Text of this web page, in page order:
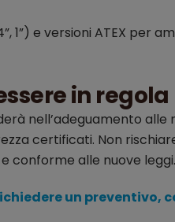
1”) e versioni ATEX per
in regola
nell’adeguamento
certificati. Non
conforme alle nuove leggi.
un preventivo,